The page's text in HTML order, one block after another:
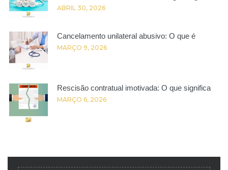
ABRIL 30, 2026
Cancelamento unilateral abusivo: O que é
MARÇO 9, 2026
Rescisão contratual imotivada: O que significa
MARÇO 6, 2026